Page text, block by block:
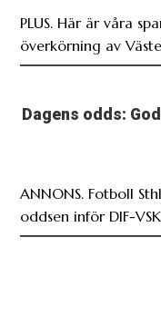
PLUS. Här är våra
överkörning av
Dagens odds:
ANNONS. Fotboll
oddsen inför DIF-